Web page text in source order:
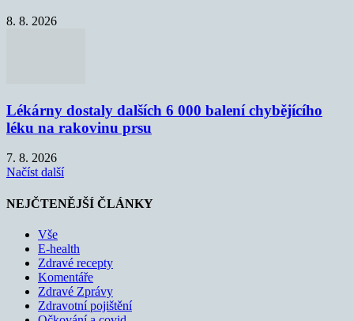
8. 8. 2026
Lékárny dostaly dalších 6 000 balení chybějícího
léku na rakovinu prsu
7. 8. 2026
Načíst další
NEJČTENĚJŠÍ ČLÁNKY
Vše
E-health
Zdravé recepty
Komentáře
Zdravé Zprávy
Zdravotní pojištění